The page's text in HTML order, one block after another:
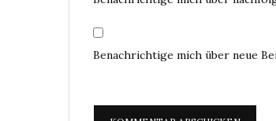
Benachrichtige mich über neue